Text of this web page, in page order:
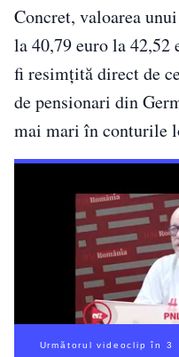
Concret, valoarea
la 40,79 euro la 42,52
fi resimțită direct de
de pensionari din
mai mari în conturile
Următorul videoclip în 2